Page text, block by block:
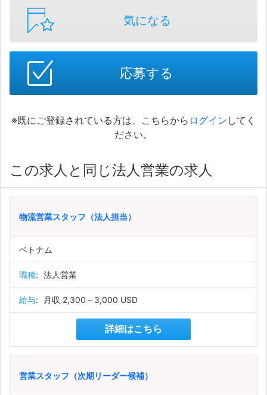
気になる
応募する
※既にご登録されている方は、こちらから ログイン してく
ださい。
この求人と同じ法人営業の求人
物流営業スタッフ（法人担当）
ベトナム
職種: 法人営業
給与: 月収 2,300～3,000 USD
詳細はこちら
営業スタッフ（次期リーダー候補）